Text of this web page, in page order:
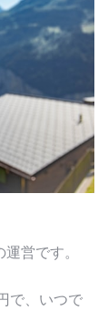
営です。
で、いつで